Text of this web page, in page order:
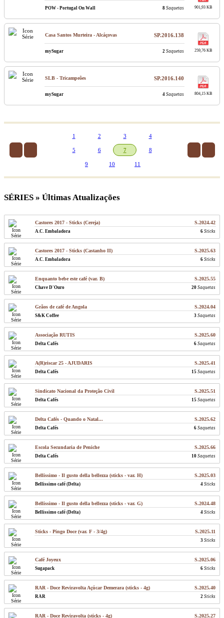
901,93 KB
POW - Portugal On Wall 8 Saquetas
Casa Santos Murteira - Alcáçovas SP.2016.138
259,76 KB
mySugar 2 Saquetas
SLB - Tricampeões SP.2016.140
804,15 KB
mySugar 4 Saquetas
1 2 3 4
5 6 7 8
9 10 11
SÉRIES » Últimas Atualizações
Castores 2017 - Sticks (Cereja) S.2024.42
A.C. Embaladora 6 Sticks
Castores 2017 - Sticks (Castanho II) S.2025.63
A.C. Embaladora 6 Sticks
Enquanto bebe este café (var. B) S.2025.55
Chave D'Ouro 20 Saquetas
Grãos de café de Angola S.2024.04
S&K Coffee 3 Saquetas
Associação RUTIS S.2025.60
Delta Cafés 6 Saquetas
A(R)riscar 25 - AJUDARIS S.2025.41
Delta Cafés 15 Saquetas
Sindicato Nacional da Proteção Civil S.2025.51
Delta Cafés 15 Saquetas
Delta Cafés - Quando o Natal... S.2025.62
Delta Cafés 6 Saquetas
Escola Secundaria de Peniche S.2025.66
Delta Cafés 10 Saquetas
Bellissimo - Il gusto della bellezza (sticks - var. H) S.2025.03
Bellissimo café (Delta) 4 Sticks
Bellissimo - Il gusto della bellezza (sticks - var. G) S.2024.48
Bellissimo café (Delta) 4 Sticks
Sticks - Pingo Doce (var. F - 3/4g) S.2025.11
3 Sticks
Café Joyeux S.2025.06
Sugapack 6 Sticks
RAR - Doce Reviravolta Açúcar Demerara (sticks - 4g) S.2025.40
RAR 2 Sticks
RAR - Doce Reviravolta (sticks - 4g) S.2025.27